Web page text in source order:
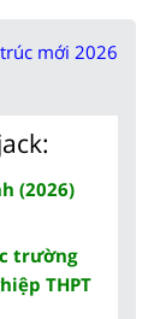
mới 2026
(2026)
trường
THPT